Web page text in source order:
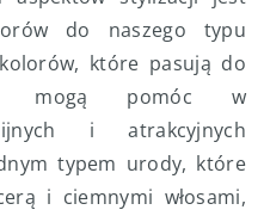
do naszego typu
które pasują do
mogą pomóc w
i atrakcyjnych
typem urody, które
i ciemnymi włosami,